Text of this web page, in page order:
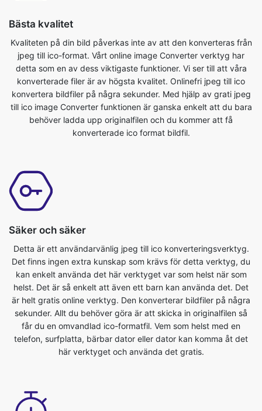
detta som en av dess viktigaste funktioner. Vi ser till att våra
konverterade filer är av högsta kvalitet. Onlinefri jpeg till ico
konvertera bildfiler på några sekunder. Med hjälp av grati jpeg
till ico image Converter funktionen är ganska enkelt att du bara
behöver ladda upp originalfilen och du kommer att få
konverterade ico format bildfil.
Säker och säker
Detta är ett användarvänlig jpeg till ico konverteringsverktyg.
Det finns ingen extra kunskap som krävs för detta verktyg, du
kan enkelt använda det här verktyget var som helst när som
helst. Det är så enkelt att även ett barn kan använda det. Det
är helt gratis online verktyg. Den konverterar bildfiler på några
sekunder. Allt du behöver göra är att skicka in originalfilen så
får du en omvandlad ico-formatfil. Vem som helst med en
telefon, surfplatta, bärbar dator eller dator kan komma åt det
här verktyget och använda det gratis.
Användarvänlig